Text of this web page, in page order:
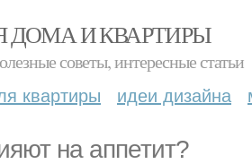
ДОМА И КВАРТИРЫ
советы, интересные статьи
квартиры идеи дизайна
на аппетит?